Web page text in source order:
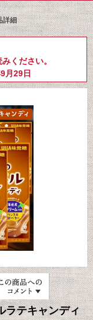
詳細
ください。
月29日
テキャンディ